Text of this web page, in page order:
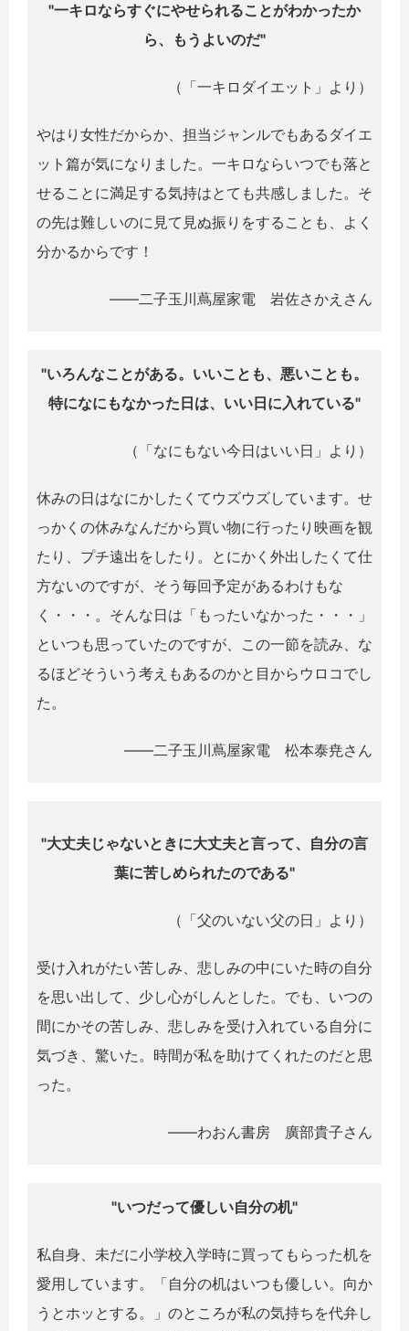
"一キロならすぐにやせられることがわかったか
ら、もうよいのだ"
（「一キロダイエット」より）
やはり女性だからか、担当ジャンルでもあるダイエ
ット篇が気になりました。一キロならいつでも落と
せることに満足する気持はとても共感しました。そ
の先は難しいのに見て見ぬ振りをすることも、よく
分かるからです！
――二子玉川蔦屋家電 岩佐さかえさん
"いろんなことがある。いいことも、悪いことも。
特になにもなかった日は、いい日に入れている"
（「なにもない今日はいい日」より）
休みの日はなにかしたくてウズウズしています。せ
っかくの休みなんだから買い物に行ったり映画を観
たり、プチ遠出をしたり。とにかく外出したくて仕
方ないのですが、そう毎回予定があるわけもな
く・・・。そんな日は「もったいなかった・・・」
といつも思っていたのですが、この一節を読み、な
るほどそういう考えもあるのかと目からウロコでし
た。
――二子玉川蔦屋家電 松本泰尭さん
"大丈夫じゃないときに大丈夫と言って、自分の言
葉に苦しめられたのである"
（「父のいない父の日」より）
受け入れがたい苦しみ、悲しみの中にいた時の自分
を思い出して、少し心がしんとした。でも、いつの
間にかその苦しみ、悲しみを受け入れている自分に
気づき、驚いた。時間が私を助けてくれたのだと思
った。
――わおん書房 廣部貴子さん
"いつだって優しい自分の机"
私自身、未だに小学校入学時に買ってもらった机を
愛用しています。「自分の机はいつも優しい。向か
うとホッとする。」のところが私の気持ちを代弁し